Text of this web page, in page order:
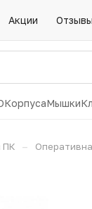
Акции Отзывы
КорпусаМышки
ПК –